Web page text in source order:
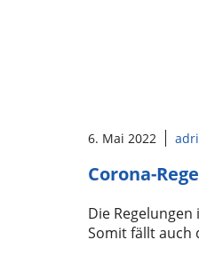
6. Mai 2022
Corona-
Die
Somit fällt auch